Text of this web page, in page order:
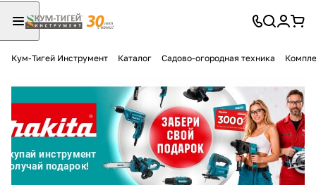
Кум-Тигей Инструмент Каталог Садово-огородная техника
Разбейте
оплатуна части
без переплат